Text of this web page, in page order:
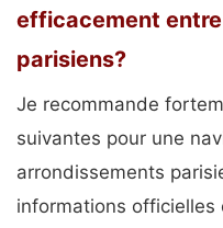
efficacement
parisiens?
Je recommande
suivantes pour une
arrondissements
informations